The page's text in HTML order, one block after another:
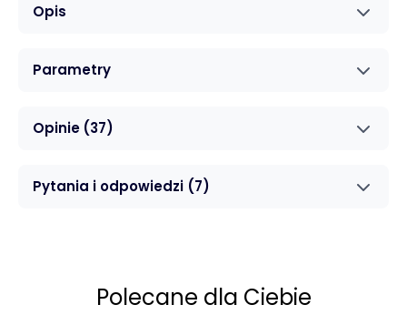
Opis
Parametry
Opinie (37)
Pytania i odpowiedzi (7)
Polecane dla Ciebie